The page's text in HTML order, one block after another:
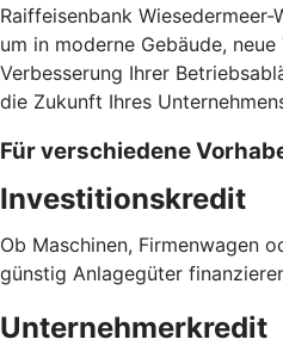
Raiffeisenbank
um in moderne Gebäude,
Verbesserung Ihrer
die Zukunft Ihres
Für verschiedene
Investitionskredit
Ob Maschinen, Firmenwagen
günstig Anlagegüter
Unternehmerkredit